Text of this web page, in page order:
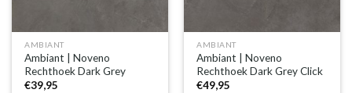
AMBIANT
Ambiant | Noveno
Rechthoek Dark Grey
€39,95
AMBIANT
Ambiant | Noveno
Rechthoek Dark Grey Click
€49,95